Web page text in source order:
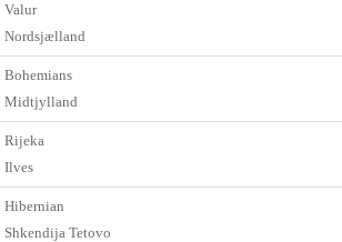
Valur
Nordsjælland
Bohemians
Midtjylland
Rijeka
Ilves
Hibernian
Shkendija Tetovo